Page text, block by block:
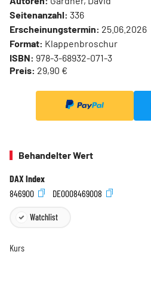
Seitenanzahl: 336
Erscheinungstermin: 25.06.2026
Format: Klappenbroschur
ISBN: 978-3-68932-071-3
Preis: 29,90 €
Behandelter Wert
DAX Index
846900
DE0008469008
Watchlist
Kurs